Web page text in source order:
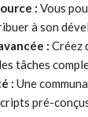
: Vous
à son
: Créez
tâches
: Une
pré-